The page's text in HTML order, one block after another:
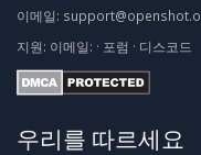
이메일:
지원: 이메일: · 포럼 · 디스코드
우리를 따르세요